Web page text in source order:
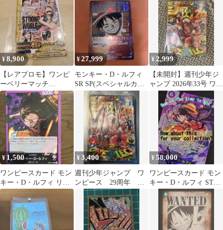
¥8,900
​【レアプロモ】ワンピ
ーベリーマッチ
STRONG WORLD ルフ
ィ 映画特典
¥27,999
モンキー・D・ルフィ
SR SP(スペシャルカー
ド) ST01-012
¥2,999
【未開封】週刊少年ジ
ャンプ 2026年33号 ワン
ピースカード付録付
き 即日発送
¥ 1,500
ワンピースカード モン
キー・D・ルフィ リー
ダーパラレル
¥3,400
週刊少年ジャンプ ワ
ンピース 29周年 ル
フィ カード入り付録
シュリンク 付き
¥58,000
ワンピースカード モン
キー・D・ルフィ ST26-